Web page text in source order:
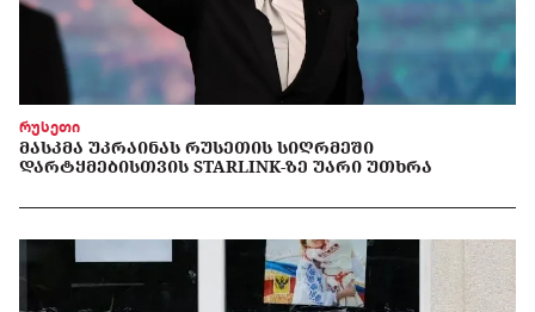
რუსეთი
ᲛᲐᲡᲙᲛᲐ ᲣᲙᲠᲐᲘᲜᲐᲡ ᲠᲣᲡᲔᲗᲘᲡ ᲡᲘᲦᲠᲛᲔᲨᲘ
ᲓᲐᲠᲢᲧᲛᲔᲑᲘᲡᲗᲕᲘᲡ STARLINK-ᲖᲔ ᲣᲐᲠᲘ ᲣᲗᲮᲠᲐ